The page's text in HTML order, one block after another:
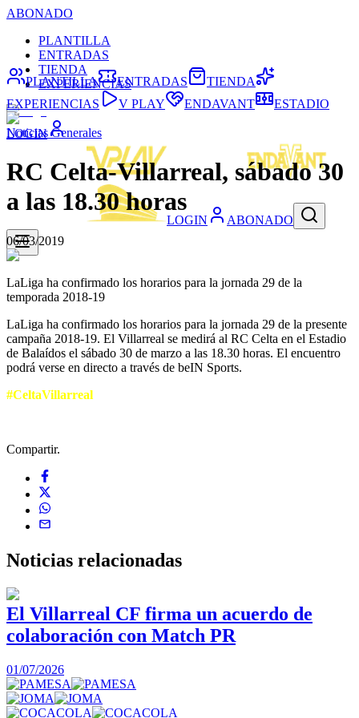
ABONADO
PLANTILLA
ENTRADAS
TIENDA
EXPERIENCIAS
LOGIN
LOGIN ABONADO
PLANTILLA ENTRADAS
TIENDA
EXPERIENCIAS
V PLAY ENDAVANT ESTADIO
Noticias Generales
RC Celta-Villarreal, sábado 30
a las 18.30 horas
06/03/2019
LaLiga ha confirmado los horarios para la jornada 29 de la
temporada 2018-19
LaLiga ha confirmado los horarios para la jornada 29 de la presente
campaña 2018-19. El Villarreal se medirá al RC Celta en el Estadio
de Balaídos el sábado 30 de marzo a las 18.30 horas. El encuentro
podrá verse en directo a través de beIN Sports.
#CeltaVillarreal
Compartir.
Noticias relacionadas
El Villarreal CF firma un acuerdo de
colaboración con Match PR
01/07/2026